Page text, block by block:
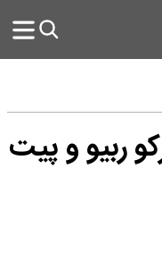
ربیو و پیت